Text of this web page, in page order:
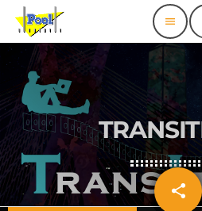
menu
share
47
email